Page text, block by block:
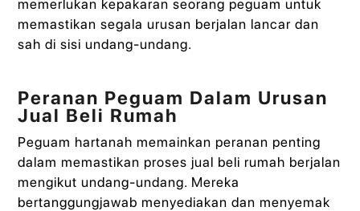
memerlukan kepakaran seorang peguam untuk
memastikan segala urusan berjalan lancar dan
sah di sisi undang-undang.
Peranan Peguam Dalam Urusan
Jual Beli Rumah
Peguam hartanah memainkan peranan penting
dalam memastikan proses jual beli rumah berjalan
mengikut undang-undang. Mereka
bertanggungjawab menyediakan dan menyemak